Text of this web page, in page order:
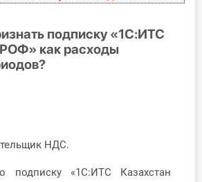
подписку «1С:ИТС
как расходы
НДС.
подписку «1С:ИТС Казахстан